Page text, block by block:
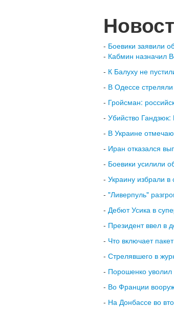
- Боевики заявили
- Кабмин назначил
- К Балуху не
- В Одессе
- Гройсман:
- Убийство
- В Украине
- Иран отказался
- Боевики усилили
- Украину избрали
- "Ливерпуль"
- Дебют Усика в
- Президент ввел в
- Что включает
- Стрелявшего в
- Порошенко
- Во Франции
- На Донбассе во